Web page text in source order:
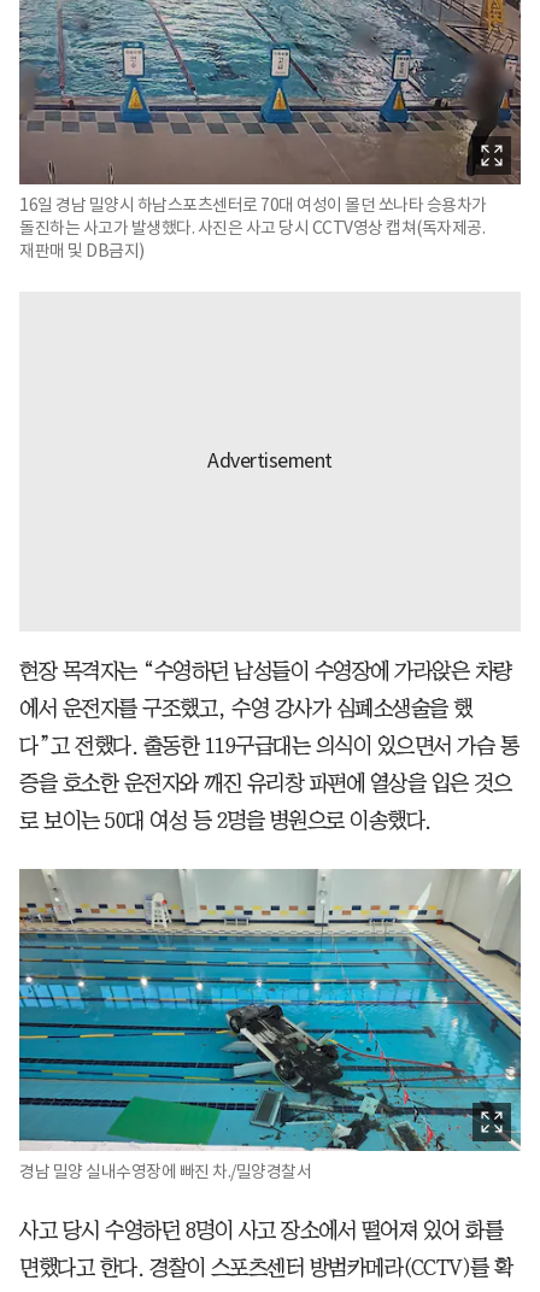
16일 경남 밀양시 하남스포츠센터로 70대 여성이 몰던 쏘나타 승용차가
돌진하는 사고가 발생했다. 사진은 사고 당시 CCTV영상 캡쳐(독자제공.
재판매 및 DB금지)
현장 목격자는 “수영하던 남성들이 수영장에 가라앉은 차량
에서 운전자를 구조했고, 수영 강사가 심폐소생술을 했
다”고 전했다. 출동한 119구급대는 의식이 있으면서 가슴 통
증을 호소한 운전자와 깨진 유리창 파편에 열상을 입은 것으
로 보이는 50대 여성 등 2명을 병원으로 이송했다.
경남 밀양 실내수영장에 빠진 차./밀양경찰서
사고 당시 수영하던 8명이 사고 장소에서 떨어져 있어 화를
면했다고 한다. 경찰이 스포츠센터 방범카메라(CCTV)를 확